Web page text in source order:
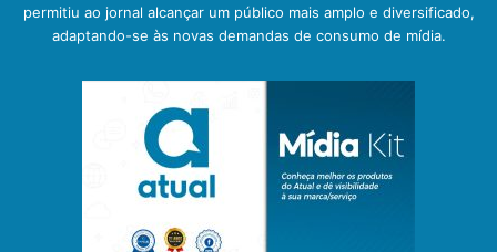
permitiu ao jornal alcançar um público mais amplo e diversificado,
adaptando-se às novas demandas de consumo de mídia.